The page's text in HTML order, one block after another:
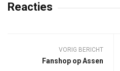
Reacties
VORIG BERICHT
Fanshop op Assen